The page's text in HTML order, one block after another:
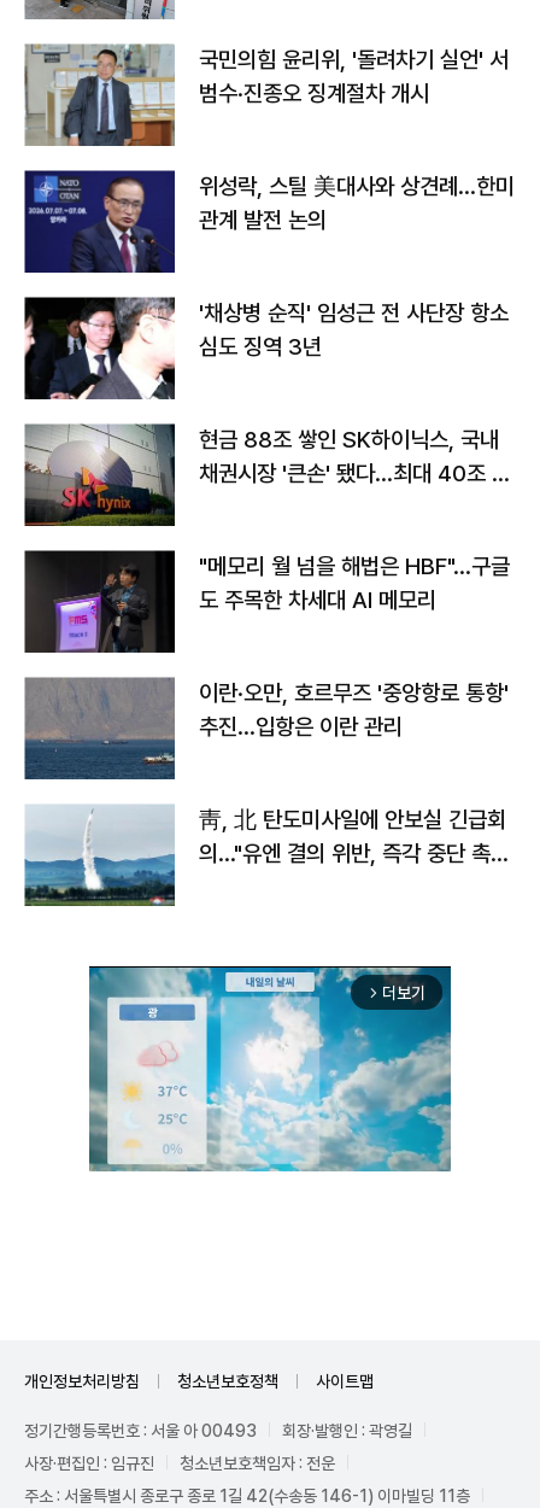
국민의힘 윤리위, '돌려차기 실언' 서
범수·진종오 징계절차 개시
위성락, 스틸 美대사와 상견례…한미
관계 발전 논의
'채상병 순직' 임성근 전 사단장 항소
심도 징역 3년
현금 88조 쌓인 SK하이닉스, 국내
채권시장 '큰손' 됐다…최대 40조 투
"메모리 월 넘을 해법은 HBF"…구글
도 주목한 차세대 AI 메모리
이란·오만, 호르무즈 '중앙항로 통항'
추진…입항은 이란 관리
靑, 北 탄도미사일에 안보실 긴급회
의…"유엔 결의 위반, 즉각 중단 촉
arrow_forward_ios 더보기
개인정보처리방침 청소년보호정책 사이트맵
정기간행등록번호 : 서울 아 00493
회장·발행인 : 곽영길
사장·편집인 : 임규진
청소년보호책임자 : 전운
주소 : 서울특별시 종로구 종로 1길 42(수송동 146-1) 이마빌딩 11층